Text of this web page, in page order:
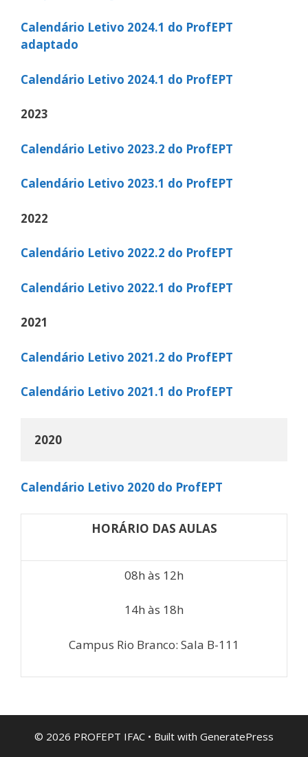
Calendário Letivo 2024.1 do ProfEPT
adaptado
Calendário Letivo 2024.1 do ProfEPT
2023
Calendário Letivo 2023.2 do ProfEPT
Calendário Letivo 2023.1 do ProfEPT
2022
Calendário Letivo 2022.2 do ProfEPT
Calendário Letivo 2022.1 do ProfEPT
2021
Calendário Letivo 2021.2 do ProfEPT
Calendário Letivo 2021.1 do ProfEPT
2020
Calendário Letivo 2020 do ProfEPT
HORÁRIO DAS AULAS
08h às 12h
14h às 18h
Campus Rio Branco: Sala B-111
© 2026 PROFEPT IFAC • Built with GeneratePress